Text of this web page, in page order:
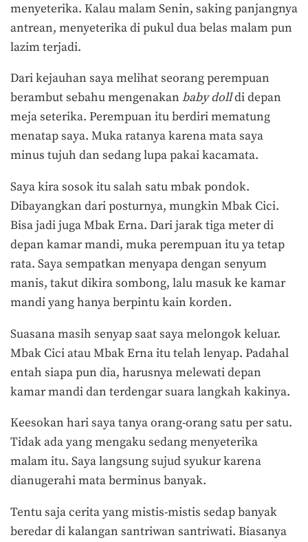
menyeterika. Kalau malam Senin, saking panjangnya
antrean, menyeterika di pukul dua belas malam pun
lazim terjadi.
Dari kejauhan saya melihat seorang perempuan
berambut sebahu mengenakan baby dolldi depan
meja seterika. Perempuan itu berdiri mematung
menatap saya. Muka ratanya karena mata saya
minus tujuh dan sedang lupa pakai kacamata.
Saya kira sosok itu salah satu mbak pondok.
Dibayangkan dari posturnya, mungkin Mbak Cici.
Bisa jadi juga Mbak Erna. Dari jarak tiga meter di
depan kamar mandi, muka perempuan itu ya tetap
rata. Saya sempatkan menyapa dengan senyum
manis, takut dikira sombong, lalu masuk ke kamar
mandi yang hanya berpintu kain korden.
Suasana masih senyap saat saya melongok keluar.
Mbak Cici atau Mbak Erna itu telah lenyap. Padahal
entah siapa pun dia, harusnya melewati depan
kamar mandi dan terdengar suara langkah kakinya.
Keesokan hari saya tanya orang-orang satu per satu.
Tidak ada yang mengaku sedang menyeterika
malam itu. Saya langsung sujud syukur karena
dianugerahi mata berminus banyak.
Tentu saja cerita yang mistis-mistis sedap banyak
beredar di kalangan santriwan santriwati. Biasanya